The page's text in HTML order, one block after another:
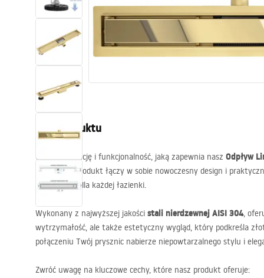
Baterie
Natryski
Kuchnia
Akcesoria i meble łazienkowe
Opis produktu
Odkryj elegancję i funkcjonalność, jaką zapewnia nasz Odpływ
wyjątkowy produkt łączy w sobie nowoczesny design i
rozwiązanie dla każdej łazienki.
Wykonany z najwyższej jakości stali nierdzewnej AISI 304,
wytrzymałość, ale także estetyczny wygląd, który podkreśla
połączeniu Twój prysznic nabierze niepowtarzalnego stylu i
Zwróć uwagę na kluczowe cechy, które nasz produkt oferuje: